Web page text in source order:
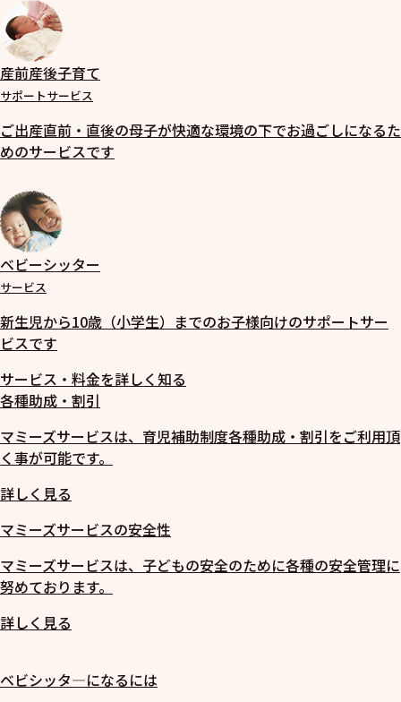
産前産後子育て
サポートサービス
ご出産直前・直後の母子が快適な環境の下でお過ごしになるた
めのサービスです
ベビーシッター
サービス
新生児から10歳（小学生）までのお子様向けのサポートサー
ビスです
サービス・料金を詳しく知る
各種助成・割引
マミーズサービスは、育児補助制度各種助成・割引をご利用頂
く事が可能です。
詳しく見る
マミーズサービスの安全性
マミーズサービスは、子どもの安全のために各種の安全管理に
努めております。
詳しく見る
ベビシッタ―になるには